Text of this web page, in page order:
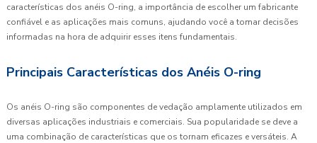
características dos anéis O-ring, a importância de escolher um fabricante
confiável e as aplicações mais comuns, ajudando você a tomar decisões
informadas na hora de adquirir esses itens fundamentais.
Principais Características dos Anéis O-ring
Os anéis O-ring são componentes de vedação amplamente utilizados em
diversas aplicações industriais e comerciais. Sua popularidade se deve a
uma combinação de características que os tornam eficazes e versáteis. A